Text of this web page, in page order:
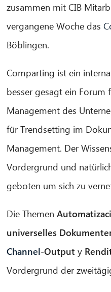
zusammen mit CIB
vergangene Woche das
Böblingen.
Comparting ist ein
besser gesagt ein
Management des
für Trendsetting im
Management. Der
Vordergrund und
geboten um sich zu
Die Themen
universelles
Channel-Output y
Vordergrund der
CIB AI ChatBot
¡Hola! ¿Qué puedo hacer por